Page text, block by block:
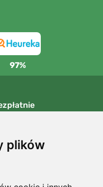
plików
97%
powyżej 250 PLN
zamówienie w dowolnym